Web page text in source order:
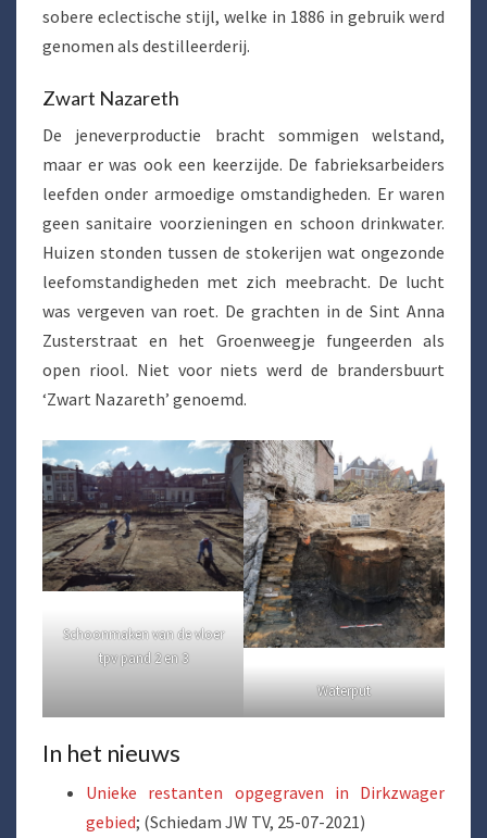
sobere eclectische stijl, welke in 1886 in gebruik werd
genomen als destilleerderij.
Zwart Nazareth
De jeneverproductie bracht sommigen welstand,
maar er was ook een keerzijde. De fabrieksarbeiders
leefden onder armoedige omstandigheden. Er waren
geen sanitaire voorzieningen en schoon drinkwater.
Huizen stonden tussen de stokerijen wat ongezonde
leefomstandigheden met zich meebracht. De lucht
was vergeven van roet. De grachten in de Sint Anna
Zusterstraat en het Groenweegje fungeerden als
open riool. Niet voor niets werd de brandersbuurt
‘Zwart Nazareth’ genoemd.
Schoonmaken van de vloer
tpv pand 2 en 3
Waterput
In het nieuws
Unieke restanten opgegraven in Dirkzwager
gebied; (Schiedam JW TV, 25-07-2021)